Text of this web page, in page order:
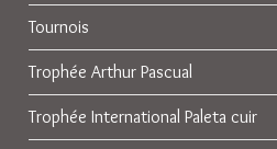
Tournois
Trophée Arthur Pascual
Trophée International Paleta cuir